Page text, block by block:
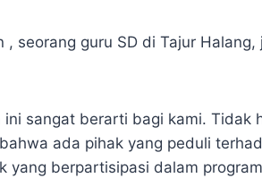
, seorang guru SD di Tajur
ini sangat berarti bagi kami. Tidak
ada pihak yang peduli
yang berpartisipasi dalam